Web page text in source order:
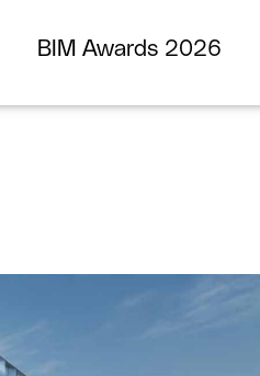
BIM Awards 2026